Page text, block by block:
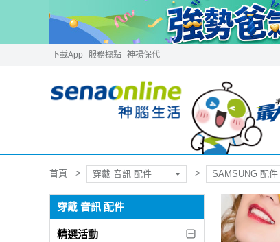
下載App 服務據點 神揚保代
首頁 穿戴 音訊 配件 SAMSUNG 配件
穿戴 音訊 配件
精選活動